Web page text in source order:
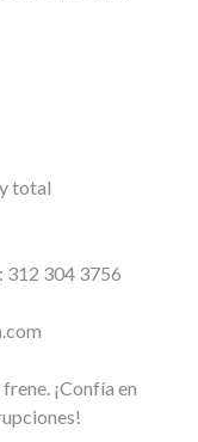
total
312 304 3756
¡Confía en